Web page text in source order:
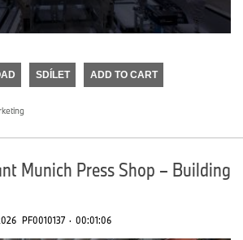
SDÍLET ADD TO CART
Munich Press Shop – Building
PF0010137 · 00:01:06